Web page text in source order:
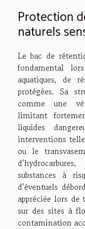
Protection
naturels
Le bac de
fondamental
aquatiques, de
protégées. Sa
comme une
limitant
liquides
interventions
ou le
substances à
d’éventuels
appréciée lors de
sur des sites à
contamination